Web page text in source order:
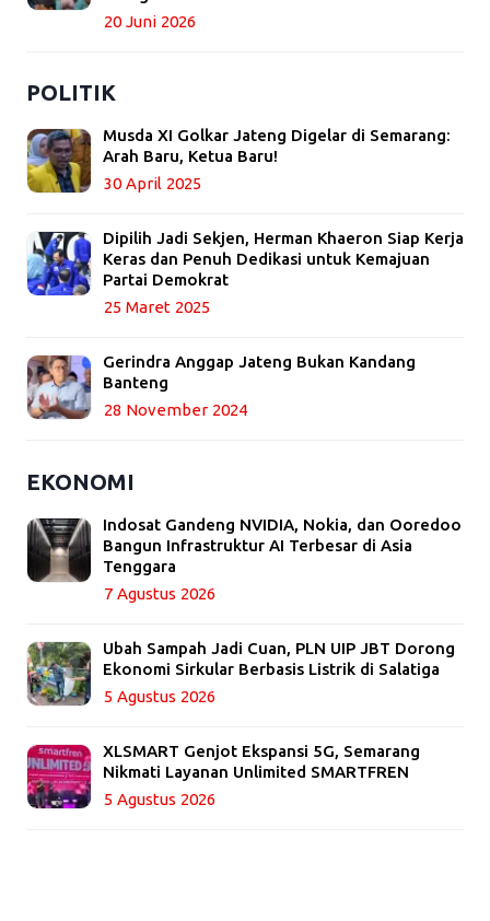
20 Juni 2026
POLITIK
Musda XI Golkar Jateng Digelar di Semarang:
Arah Baru, Ketua Baru!
30 April 2025
Dipilih Jadi Sekjen, Herman Khaeron Siap Kerja
Keras dan Penuh Dedikasi untuk Kemajuan
Partai Demokrat
25 Maret 2025
Gerindra Anggap Jateng Bukan Kandang
Banteng
28 November 2024
EKONOMI
Indosat Gandeng NVIDIA, Nokia, dan Ooredoo
Bangun Infrastruktur AI Terbesar di Asia
Tenggara
7 Agustus 2026
Ubah Sampah Jadi Cuan, PLN UIP JBT Dorong
Ekonomi Sirkular Berbasis Listrik di Salatiga
5 Agustus 2026
XLSMART Genjot Ekspansi 5G, Semarang
Nikmati Layanan Unlimited SMARTFREN
5 Agustus 2026